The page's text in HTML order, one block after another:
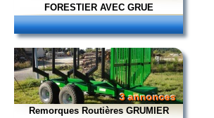
FORESTIER AVEC GRUE
3 annonces
Remorques Routières GRUMIER